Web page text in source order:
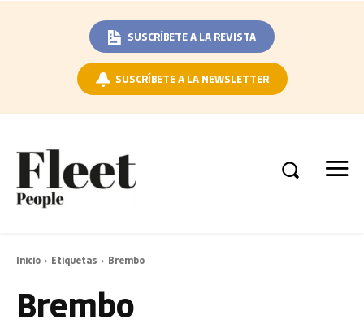
SUSCRÍBETE A LA REVISTA
SUSCRÍBETE A LA NEWSLETTER
Inicio Etiquetas Brembo
Brembo